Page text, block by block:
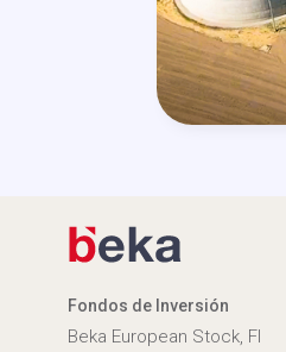
Fondos de Inversión
Beka European Stock, FI